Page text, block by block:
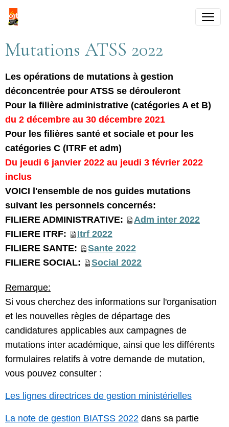
Mutations ATSS 2022
Les opérations de mutations à gestion
déconcentrée pour ATSS se dérouleront
Pour la filière administrative (catégories A et B)
du 2 décembre au 30 décembre 2021
Pour les filières santé et sociale et pour les
catégories C (ITRF et adm)
Du jeudi 6 janvier 2022 au jeudi 3 février 2022
inclus
VOICI l'ensemble de nos guides mutations
suivant les personnels concernés:
FILIERE ADMINISTRATIVE:
Adm inter 2022
FILIERE ITRF:
Itrf 2022
FILIERE SANTE:
Sante 2022
FILIERE SOCIAL:
Social 2022
Remarque:
Si vous cherchez des informations sur l'organisation
et les nouvelles règles de départage des
candidatures applicables aux campagnes de
mutations inter académique, ainsi que les différents
formulaires relatifs à votre demande de mutation,
vous pouvez consulter :
Les lignes directrices de gestion ministérielles
La note de gestion BIATSS 2022 dans sa partie